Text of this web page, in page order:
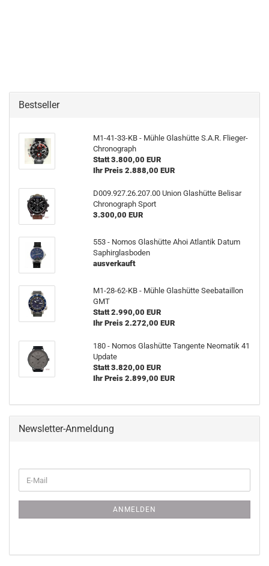
Bestseller
M1-​41-33-KB - Mühle Glas­hüt­te S.A.R. Flieger-​
Chronograph
Statt 3.800,00 EUR
Ihr Preis 2.888,00 EUR
D009.927.26.207.00 Union Glas­hüt­te Be­li­sar
Chro­no­graph Sport
3.300,00 EUR
553 - Nomos Glas­hüt­te Ahoi At­lan­tik Datum
Sa­phir­glas­bo­den
ausverkauft
M1-​28-62-KB - Mühle Glas­hüt­te See­ba­tail­lon
GMT
Statt 2.990,00 EUR
Ihr Preis 2.272,00 EUR
180 - Nomos Glas­hüt­te Tan­gen­te Neo­ma­tik 41
Up­date
Statt 3.820,00 EUR
Ihr Preis 2.899,00 EUR
Newsletter-Anmeldung
ZUR
E-
Mail
ANMELDEN